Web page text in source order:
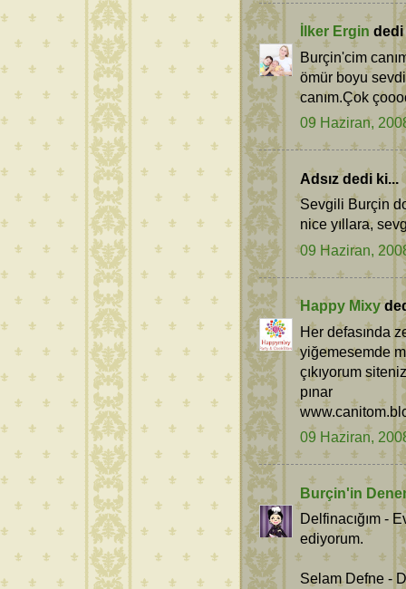
İlker Ergin dedi
Burçin'cim
ömür boyu
canım.Çok
09 Haziran,
Adsız dedi ki...
Sevgili Burçin
nice yıllara,
09 Haziran,
Happy Mixy
Her defasında
yiğemesemde
çıkıyorum
pınar
09 Haziran,
Burçin'in
Delfinacığım -
ediyorum.
Selam Defne -